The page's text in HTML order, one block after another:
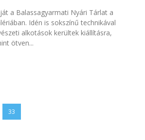
a Balassagyarmati Nyári Tárlat a
Idén is sokszínű technikával
alkotások kerültek kiállításra,
ötven...
33